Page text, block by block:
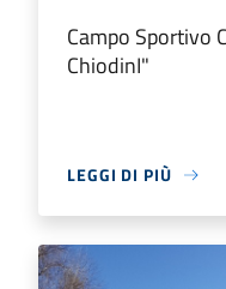
Campo Sportivo
ChiodinI"
LEGGI DI PIÙ